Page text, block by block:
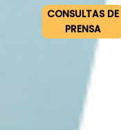
CONSULTAS DE
PRENSA